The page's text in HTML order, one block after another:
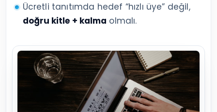
Ücretli tanıtımda hedef “hızlı üye” değil,
doğru kitle + kalma olmalı.